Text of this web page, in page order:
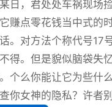
日，君处处车祸现场
赚点零花钱当中式的
。对方法个称代号17
得。但是貌似脑袋失
个么你能让它为些什
你女神的隐私？许者